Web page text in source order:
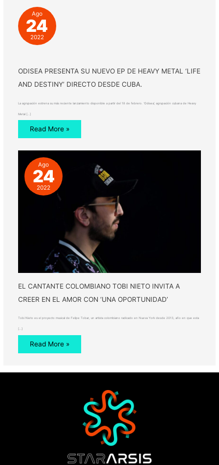
Ago
24
2022
ODISEA PRESENTA SU NUEVO EP DE HEAVY METAL ‘LIFE
AND DESTINY’ DIRECTO DESDE CUBA.
La agrupación estrena su más reciente lanzamiento disponible a partir del 18 de febrero. ‘Odisea’, agrupación cubana de Heavy
Metal […]
Read More »
Ago
24
2022
EL CANTANTE COLOMBIANO TOBI NIETO INVITA A
CREER EN EL AMOR CON ‘UNA OPORTUNIDAD’
Tobi Nieto es el proyecto musical de Felipe Tobar, un artista colombiano radicado en Nueva York desde 2013, año en que esta
[…]
Read More »